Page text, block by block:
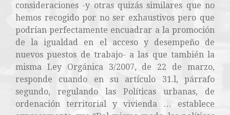
consideraciones -y otras quizás similares que no
hemos recogido por no ser exhaustivos pero que
podrían perfectamente encuadrar a la promoción
de la igualdad en el acceso y desempeño de
nuevos puestos de trabajo- a las que también la
misma Ley Orgánica 3/2007, de 22 de marzo,
responde cuando en su artículo 31.l, párrafo
segundo, regulando las Políticas urbanas, de
ordenación territorial y vivienda … establece